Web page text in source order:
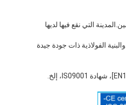
التي نقع فيها لديها
الفولاذية ذات جودة جيدة